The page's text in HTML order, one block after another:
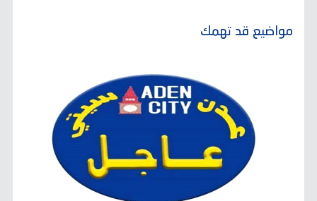
مواضيع قد تهمك